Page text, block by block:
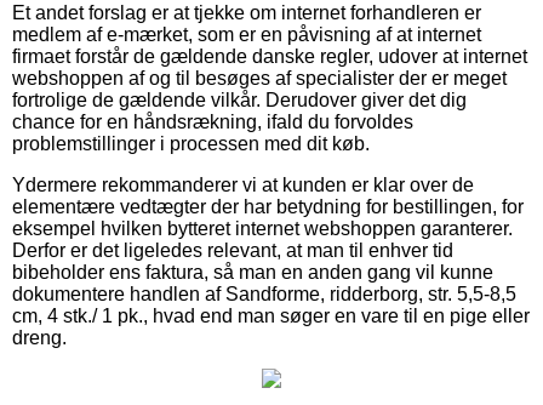
Et andet forslag er at tjekke om internet forhandleren er
medlem af e-mærket, som er en påvisning af at internet
firmaet forstår de gældende danske regler, udover at internet
webshoppen af og til besøges af specialister der er meget
fortrolige de gældende vilkår. Derudover giver det dig
chance for en håndsrækning, ifald du forvoldes
problemstillinger i processen med dit køb.
Ydermere rekommanderer vi at kunden er klar over de
elementære vedtægter der har betydning for bestillingen, for
eksempel hvilken bytteret internet webshoppen garanterer.
Derfor er det ligeledes relevant, at man til enhver tid
bibeholder ens faktura, så man en anden gang vil kunne
dokumentere handlen af Sandforme, ridderborg, str. 5,5-8,5
cm, 4 stk./ 1 pk., hvad end man søger en vare til en pige eller
dreng.